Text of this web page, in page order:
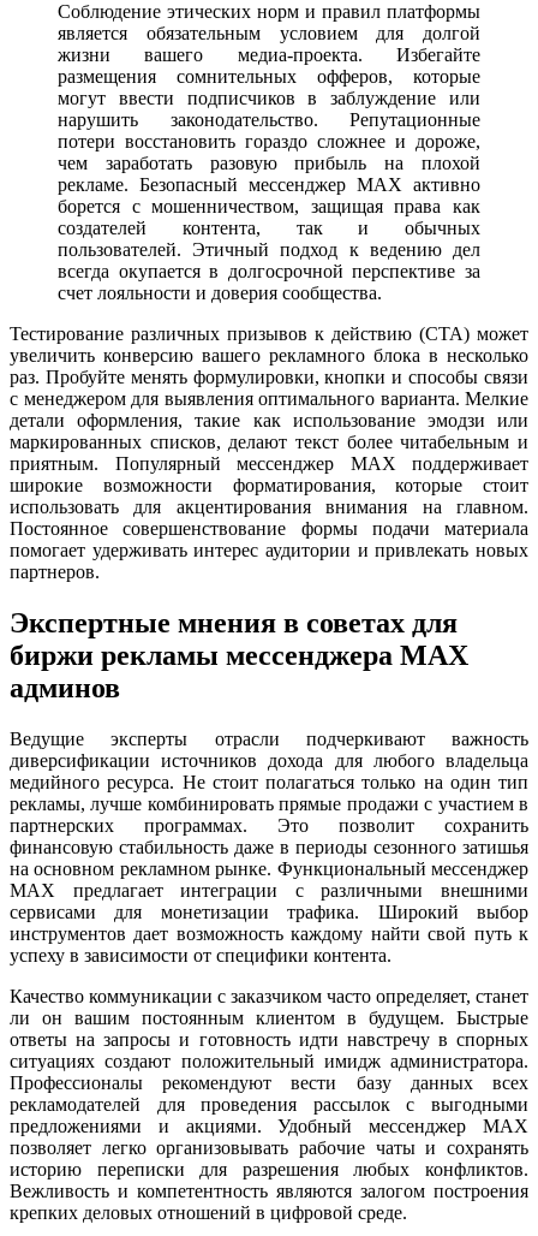
Соблюдение этических норм и правил платформы
является обязательным условием для долгой
жизни вашего медиа-проекта. Избегайте
размещения сомнительных офферов, которые
могут ввести подписчиков в заблуждение или
нарушить законодательство. Репутационные
потери восстановить гораздо сложнее и дороже,
чем заработать разовую прибыль на плохой
рекламе. Безопасный мессенджер MAX активно
борется с мошенничеством, защищая права как
создателей контента, так и обычных
пользователей. Этичный подход к ведению дел
всегда окупается в долгосрочной перспективе за
счет лояльности и доверия сообщества.
Тестирование различных призывов к действию (CTA) может
увеличить конверсию вашего рекламного блока в несколько
раз. Пробуйте менять формулировки, кнопки и способы связи
с менеджером для выявления оптимального варианта. Мелкие
детали оформления, такие как использование эмодзи или
маркированных списков, делают текст более читабельным и
приятным. Популярный мессенджер MAX поддерживает
широкие возможности форматирования, которые стоит
использовать для акцентирования внимания на главном.
Постоянное совершенствование формы подачи материала
помогает удерживать интерес аудитории и привлекать новых
партнеров.
Экспертные мнения в советах для
биржи рекламы мессенджера MAX
админов
Ведущие эксперты отрасли подчеркивают важность
диверсификации источников дохода для любого владельца
медийного ресурса. Не стоит полагаться только на один тип
рекламы, лучше комбинировать прямые продажи с участием в
партнерских программах. Это позволит сохранить
финансовую стабильность даже в периоды сезонного затишья
на основном рекламном рынке. Функциональный мессенджер
MAX предлагает интеграции с различными внешними
сервисами для монетизации трафика. Широкий выбор
инструментов дает возможность каждому найти свой путь к
успеху в зависимости от специфики контента.
Качество коммуникации с заказчиком часто определяет, станет
ли он вашим постоянным клиентом в будущем. Быстрые
ответы на запросы и готовность идти навстречу в спорных
ситуациях создают положительный имидж администратора.
Профессионалы рекомендуют вести базу данных всех
рекламодателей для проведения рассылок с выгодными
предложениями и акциями. Удобный мессенджер MAX
позволяет легко организовывать рабочие чаты и сохранять
историю переписки для разрешения любых конфликтов.
Вежливость и компетентность являются залогом построения
крепких деловых отношений в цифровой среде.